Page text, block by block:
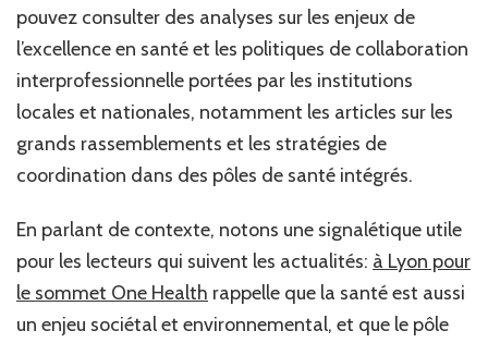
pouvez consulter des analyses sur les enjeux de
l’excellence en santé et les politiques de collaboration
interprofessionnelle portées par les institutions
locales et nationales, notamment les articles sur les
grands rassemblements et les stratégies de
coordination dans des pôles de santé intégrés.
En parlant de contexte, notons une signalétique utile
pour les lecteurs qui suivent les actualités: à Lyon pour
le sommet One Health rappelle que la santé est aussi
un enjeu sociétal et environnemental, et que le pôle